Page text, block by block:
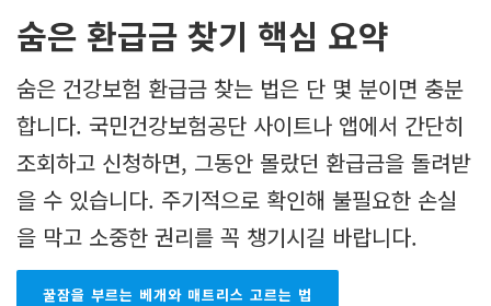
숨은 환급금 찾기 핵심 요약
숨은 건강보험 환급금 찾는 법은 단 몇 분이면 충분
합니다. 국민건강보험공단 사이트나 앱에서 간단히
조회하고 신청하면, 그동안 몰랐던 환급금을 돌려받
을 수 있습니다. 주기적으로 확인해 불필요한 손실
을 막고 소중한 권리를 꼭 챙기시길 바랍니다.
꿀잠을 부르는 베개와 매트리스 고르는 법